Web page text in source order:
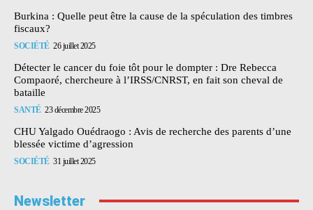
Burkina : Quelle peut être la cause de la spéculation des timbres
fiscaux?
SOCIÉTÉ 26 juillet 2025
Détecter le cancer du foie tôt pour le dompter : Dre Rebecca
Compaoré, chercheure à l’IRSS/CNRST, en fait son cheval de
bataille
SANTÉ 23 décembre 2025
CHU Yalgado Ouédraogo : Avis de recherche des parents d’une
blessée victime d’agression
SOCIÉTÉ 31 juillet 2025
Newsletter